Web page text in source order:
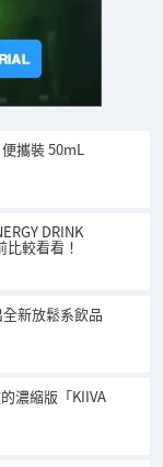
攜裝 50mL
DRINK
比較看看！
新放鬆系飲品
濃縮版「KIIVA